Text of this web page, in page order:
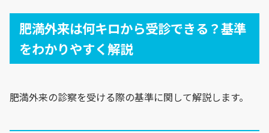
肥満外来は何キロから受診できる？基準
をわかりやすく解説
肥満外来の診察を受ける際の基準に関して解説します。